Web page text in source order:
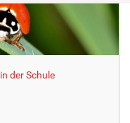
der Schule